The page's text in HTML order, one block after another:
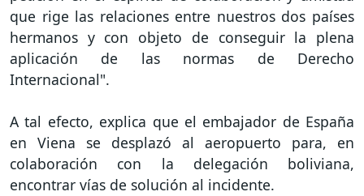
que rige las relaciones entre nuestros dos países
hermanos y con objeto de conseguir la plena
aplicación de las normas de Derecho
Internacional".
A tal efecto, explica que el embajador de España
en Viena se desplazó al aeropuerto para, en
colaboración con la delegación boliviana,
encontrar vías de solución al incidente.